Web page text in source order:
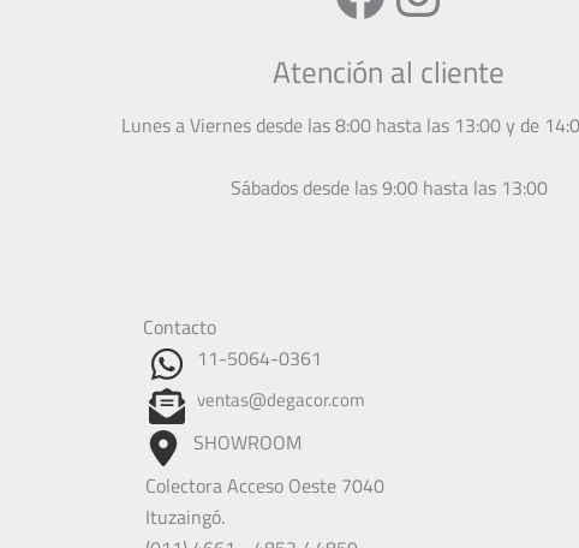
Atención al cliente
Lunes a Viernes desde las 8:00 hasta las 13:00 y de
Sábados desde las 9:00 hasta las 13:00
Contacto
11-5064-0361
ventas@degacor.com
SHOWROOM
Colectora Acceso Oeste 7040
Ituzaingó.